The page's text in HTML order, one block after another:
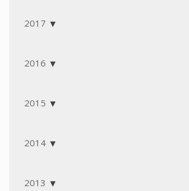
2017
2016
2015
2014
2013